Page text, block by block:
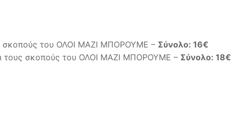
σκοπούς του ΟΛΟΙ ΜΑΖΙ ΜΠΟΡΟΥΜΕ – Σύνολο: 16€
τους σκοπούς του ΟΛΟΙ ΜΑΖΙ ΜΠΟΡΟΥΜΕ – Σύνολο: 18€